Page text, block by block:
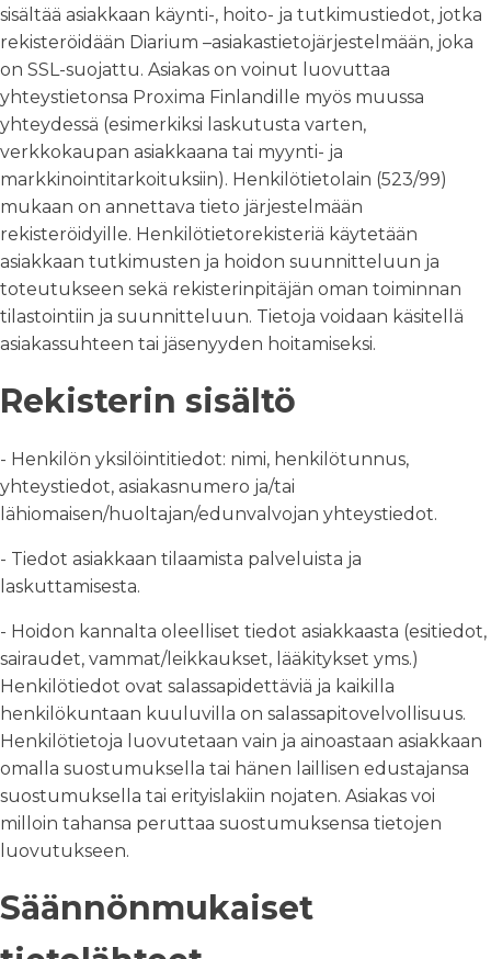
sisältää asiakkaan käynti-, hoito- ja tutkimustiedot, jotka
rekisteröidään Diarium –asiakastietojärjestelmään, joka
on SSL-suojattu. Asiakas on voinut luovuttaa
yhteystietonsa Proxima Finlandille myös muussa
yhteydessä (esimerkiksi laskutusta varten,
verkkokaupan asiakkaana tai myynti- ja
markkinointitarkoituksiin). Henkilötietolain (523/99)
mukaan on annettava tieto järjestelmään
rekisteröidyille. Henkilötietorekisteriä käytetään
asiakkaan tutkimusten ja hoidon suunnitteluun ja
toteutukseen sekä rekisterinpitäjän oman toiminnan
tilastointiin ja suunnitteluun. Tietoja voidaan käsitellä
asiakassuhteen tai jäsenyyden hoitamiseksi.
Rekisterin sisältö
- Henkilön yksilöintitiedot: nimi, henkilötunnus,
yhteystiedot, asiakasnumero ja/tai
lähiomaisen/huoltajan/edunvalvojan yhteystiedot.
- Tiedot asiakkaan tilaamista palveluista ja
laskuttamisesta.
- Hoidon kannalta oleelliset tiedot asiakkaasta (esitiedot,
sairaudet, vammat/leikkaukset, lääkitykset yms.)
Henkilötiedot ovat salassapidettäviä ja kaikilla
henkilökuntaan kuuluvilla on salassapitovelvollisuus.
Henkilötietoja luovutetaan vain ja ainoastaan asiakkaan
omalla suostumuksella tai hänen laillisen edustajansa
suostumuksella tai erityislakiin nojaten. Asiakas voi
milloin tahansa peruttaa suostumuksensa tietojen
luovutukseen.
Säännönmukaiset